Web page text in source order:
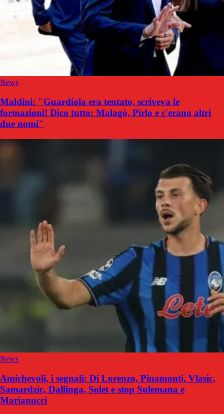
News
Maldini: "Guardiola era tentato, scriveva le
formazioni! Dico tutto: Malagò, Pirlo e c'erano altri
due nomi"
News
Amichevoli, i segnali: Di Lorenzo, Pinamonti, Vlasic,
Samardzic, Dallinga, Solet e stop Sulemana e
Marianucci